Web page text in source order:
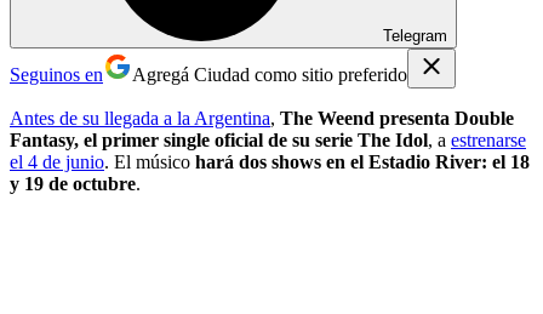
Telegram
Seguinos en Agregá Ciudad como sitio preferido
Antes de su llegada a la Argentina, The Weend presenta Double
Fantasy, el primer single oficial de su serie The Idol, a estrenarse
el 4 de junio. El músico hará dos shows en el Estadio River: el 18
y 19 de octubre.